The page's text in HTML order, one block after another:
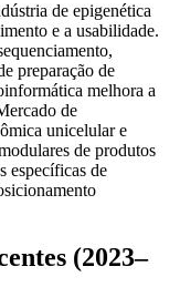
de epigenética
e a usabilidade.
preparação de
melhora a
de
unicelular e
de produtos
específicas de
(2023–